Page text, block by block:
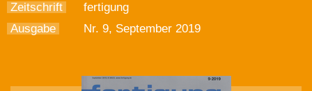
Zeitschrift
fertigung
Ausgabe
Nr. 9, September 2019